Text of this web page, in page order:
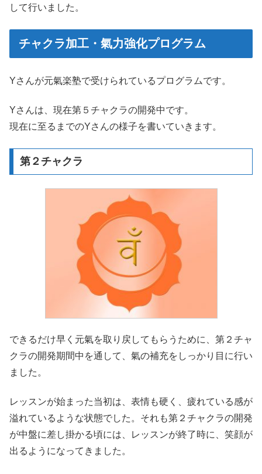
して行いました。
チャクラ加工・氣力強化プログラム
Yさんが元氣楽塾で受けられているプログラムです。
Yさんは、現在第５チャクラの開発中です。
現在に至るまでのYさんの様子を書いていきます。
第２チャクラ
できるだけ早く元氣を取り戻してもらうために、第２チャ
クラの開発期間中を通して、氣の補充をしっかり目に行い
ました。
レッスンが始まった当初は、表情も硬く、疲れている感が
溢れているような状態でした。それも第２チャクラの開発
が中盤に差し掛かる頃には、レッスンが終了時に、笑顔が
出るようになってきました。